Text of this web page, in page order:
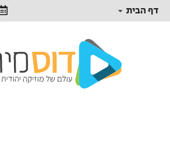
דף הבית